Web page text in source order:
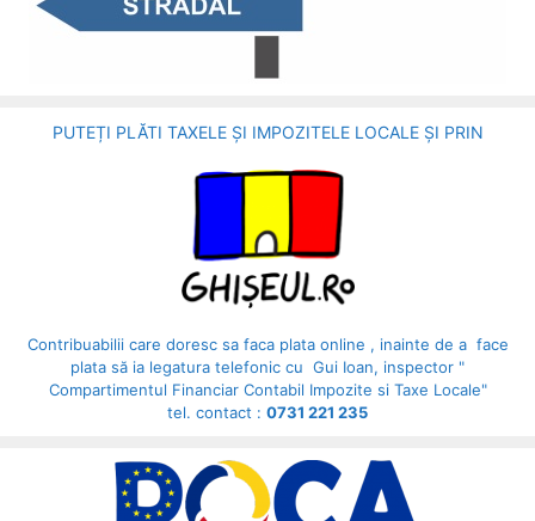
PUTEȚI PLĂTI TAXELE ȘI IMPOZITELE LOCALE ȘI PRIN
Contribuabilii care doresc sa faca plata online , inainte de a face
plata să ia legatura telefonic cu Gui Ioan, inspector "
Compartimentul Financiar Contabil Impozite si Taxe Locale"
tel. contact : 0731 221 235